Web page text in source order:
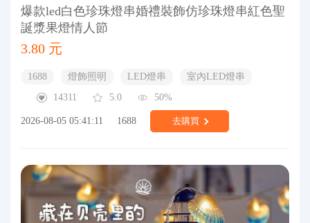
爆款led白色珍珠燈串婚禮裝飾仿珍珠燈串紅色聖
誕漿果燈情人節
3.80 元
1688 燈飾照明 LED燈串
室內LED燈串
14311
5.0 50%
2026-08-05 05:41:11 1688 去購買